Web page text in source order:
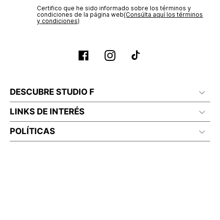
Certifico que he sido informado sobre los términos y
condiciones de la página web‎(Consúlta aquí los términos
y condiciones)
DESCUBRE STUDIO F
LINKS DE INTERÉS
POLÍTICAS